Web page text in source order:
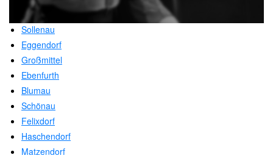
Sollenau
Eggendorf
Großmittel
Ebenfurth
Blumau
Schönau
Felixdorf
Haschendorf
Matzendorf